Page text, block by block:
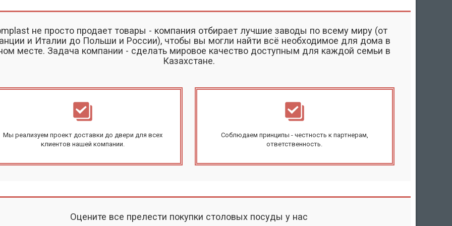
не просто продает товары - компания отбирает лучшие заводы по всему миру (от
и Италии до Польши и России), чтобы вы могли найти всё необходимое для дома в
месте. Задача компании - сделать мировое качество доступным для каждой семьи в
Казахстане.
Мы реализуем проект доставки до двери для всех
клиентов нашей компании.
Соблюдаем принципы - честность к партнерам,
ответственность.
Оцените все прелести покупки столовых посуды у нас